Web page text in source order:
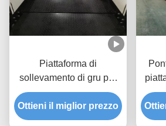
Piattaforma di
sollevamento di gru per
cantieri a grattacieli
Ritraccibile 2600 mm
Larghezza MLP2600
Ottieni il miglior prezzo